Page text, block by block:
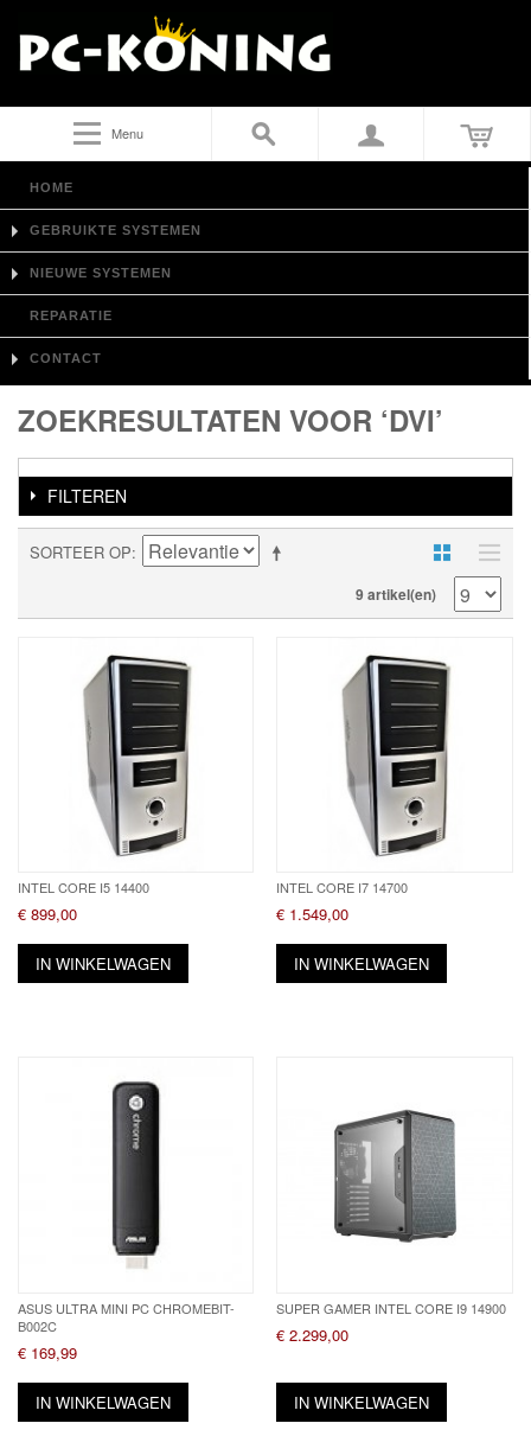
Menu
HOME
GEBRUIKTE SYSTEMEN
NIEUWE SYSTEMEN
REPARATIE
CONTACT
ZOEKRESULTATEN VOOR ‘DVI’
FILTEREN
SORTEER OP
9 artikel(en)
INTEL CORE I5 14400
€ 899,00
IN WINKELWAGEN
INTEL CORE I7 14700
€ 1.549,00
IN WINKELWAGEN
ASUS ULTRA MINI PC CHROMEBIT-
B002C
€ 169,99
IN WINKELWAGEN
SUPER GAMER INTEL CORE I9 14900
€ 2.299,00
IN WINKELWAGEN